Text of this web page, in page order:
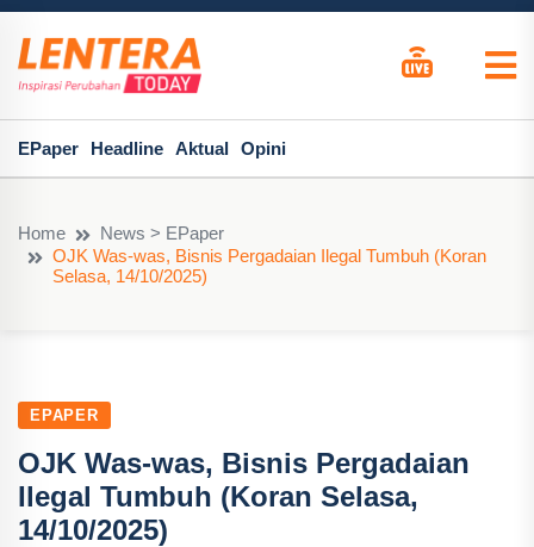
EPaper Headline Aktual Opini
Home
News > EPaper
OJK Was-was, Bisnis Pergadaian Ilegal Tumbuh (Koran
Selasa, 14/10/2025)
EPAPER
OJK Was-was, Bisnis Pergadaian
Ilegal Tumbuh (Koran Selasa,
14/10/2025)